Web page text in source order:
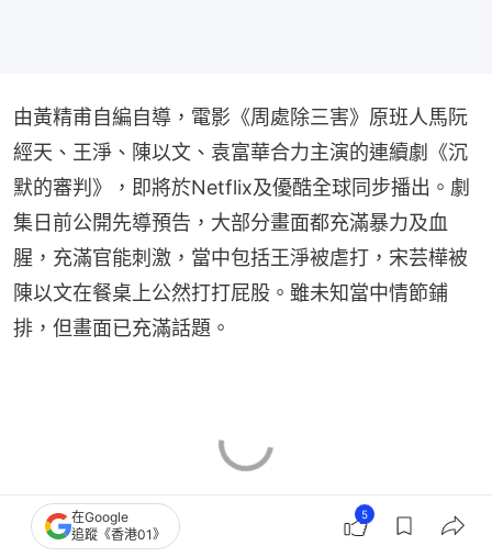
由黃精甫自編自導，電影《周處除三害》原班人馬阮
經天、王淨、陳以文、袁富華合力主演的連續劇《沉
默的審判》，即將於Netflix及優酷全球同步播出。劇
集日前公開先導預告，大部分畫面都充滿暴力及血
腥，充滿官能刺激，當中包括王淨被虐打，宋芸樺被
陳以文在餐桌上公然打打屁股。雖未知當中情節鋪
排，但畫面已充滿話題。
在Google
追蹤《香港01》
5